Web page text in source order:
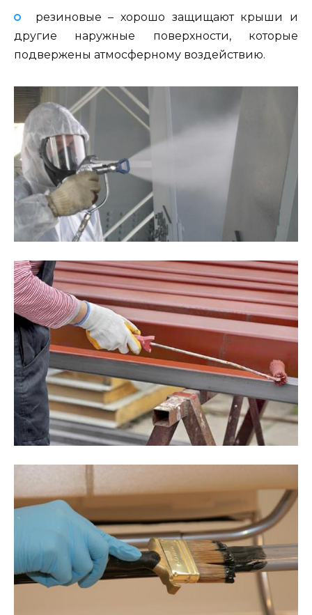
резиновые – хорошо защищают крыши и
другие наружные поверхности, которые
подвержены атмосферному воздействию.